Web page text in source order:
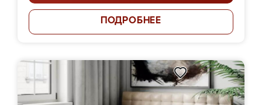
ПОДРОБНЕЕ